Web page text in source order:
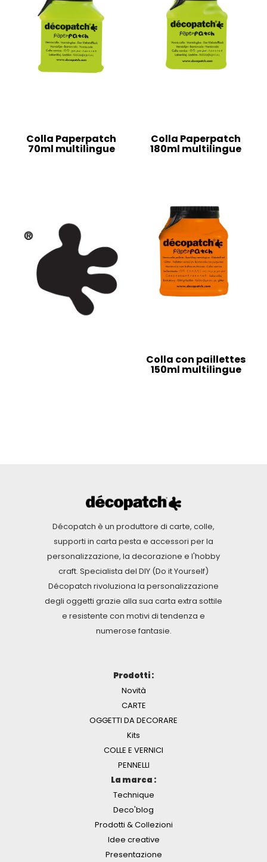
Colla Paperpatch
70ml multilingue
Colla Paperpatch
180ml multilingue
Colla con paillettes
150ml multilingue
Décopatch è un produttore di carte, colle,
supporti in carta pesta e accessori per la
personalizzazione, la decorazione e l'hobby
craft. Specialista del DIY (Do it Yourself)
Décopatch rivoluziona la personalizzazione
degli oggetti grazie alla sua carta extra sottile
e resistente con motivi di tendenza e
numerose fantasie.
Prodotti :
Novità
CARTE
OGGETTI DA DECORARE
Kits
COLLE E VERNICI
PENNELLI
La marca :
Technique
Deco'blog
Prodotti & Collezioni
Idee creative
Presentazione